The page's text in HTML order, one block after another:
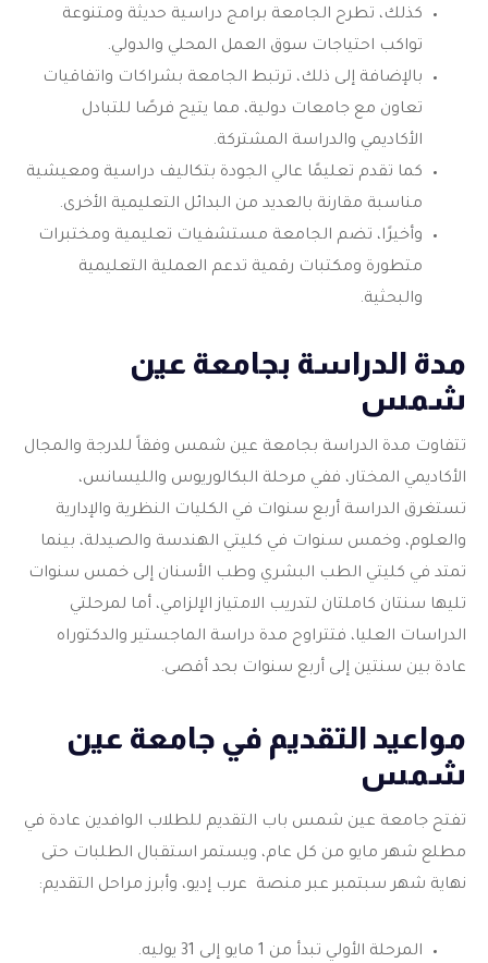
كذلك، تطرح الجامعة برامج دراسية حديثة ومتنوعة
تواكب احتياجات سوق العمل المحلي والدولي.
بالإضافة إلى ذلك، ترتبط الجامعة بشراكات واتفاقيات
تعاون مع جامعات دولية، مما يتيح فرصًا للتبادل
الأكاديمي والدراسة المشتركة.
كما تقدم تعليمًا عالي الجودة بتكاليف دراسية ومعيشية
مناسبة مقارنة بالعديد من البدائل التعليمية الأخرى.
وأخيرًا، تضم الجامعة مستشفيات تعليمية ومختبرات
متطورة ومكتبات رقمية تدعم العملية التعليمية
والبحثية.
مدة الدراسة بجامعة عين
شمس
تتفاوت مدة الدراسة بجامعة عين شمس وفقاً للدرجة والمجال
الأكاديمي المختار، ففي مرحلة البكالوريوس والليسانس،
تستغرق الدراسة أربع سنوات في الكليات النظرية والإدارية
والعلوم، وخمس سنوات في كليتي الهندسة والصيدلة، بينما
تمتد في كليتي الطب البشري وطب الأسنان إلى خمس سنوات
تليها سنتان كاملتان لتدريب الامتياز الإلزامي، أما لمرحلتي
الدراسات العليا، فتتراوح مدة دراسة الماجستير والدكتوراه
عادة بين سنتين إلى أربع سنوات بحد أقصى.
مواعيد التقديم في جامعة عين
شمس
تفتح جامعة عين شمس باب التقديم للطلاب الوافدين عادة في
مطلع شهر مايو من كل عام، ويستمر استقبال الطلبات حتى
نهاية شهر سبتمبر عبر منصة عرب إديو، وأبرز مراحل التقديم:
المرحلة الأولي تبدأ من 1 مايو إلى 31 يوليه.